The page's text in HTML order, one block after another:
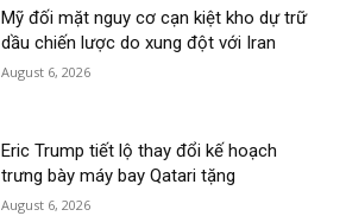
Mỹ đối mặt nguy cơ cạn kiệt kho dự trữ
dầu chiến lược do xung đột với Iran
August 6, 2026
Eric Trump tiết lộ thay đổi kế hoạch
trưng bày máy bay Qatari tặng
August 6, 2026